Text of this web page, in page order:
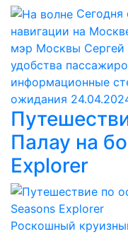
Сегодня
навигации на
мэр Москвы Сергей
удобства
информационные
ожидания
Палау на
Explorer
Роскошный